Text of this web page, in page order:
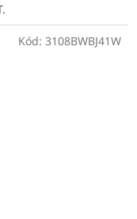
Kód: 3108BWBJ41W